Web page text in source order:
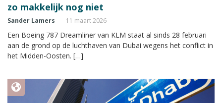
zo makkelijk nog niet
Sander Lamers 11 maart 2026
Een Boeing 787 Dreamliner van KLM staat al sinds 28 februari
aan de grond op de luchthaven van Dubai wegens het conflict in
het Midden-Oosten. […]